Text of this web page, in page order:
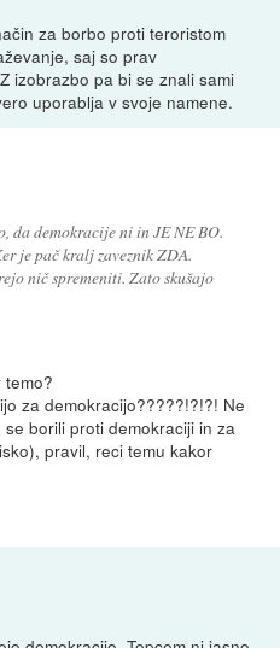
za borbo proti teroristom
saj so prav
izobrazbo pa bi se znali sami
uporablja v svoje namene.
da demokracije ni in JE NE BO.
je pač kralj zaveznik ZDA.
nič spremeniti. Zato skušajo
temo?
za demokracijo?????!?!?! Ne
borili proti demokraciji in za
pravil, reci temu kakor